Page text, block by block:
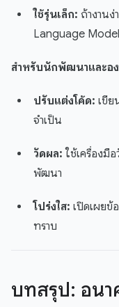
ใช้รุ่นเล็ก: ถ้างานง่
Language
สำหรับนักพัฒนาและอ
ปรับแต่งโค้ด: เขี
จำเป็น
วัดผล: ใช้เครื่องมื
พัฒนา
โปร่งใส: เปิดเผยข้
ทราบ
บทสรุป: อนา